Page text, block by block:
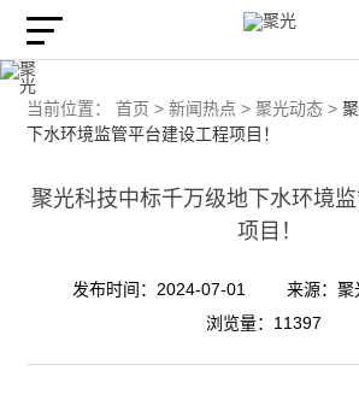
当前位置： 首页 > 新闻热点 > 聚光动态 >
下水环境监管平台建设工程项目！
聚光科技中标千万级地下水环境
项目！
发布时间：2024-07-01
来源：聚
浏览量：11397